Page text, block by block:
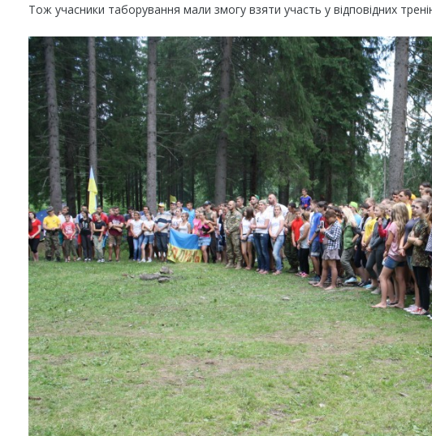
Тож учасники таборування мали змогу взяти участь у відповідних